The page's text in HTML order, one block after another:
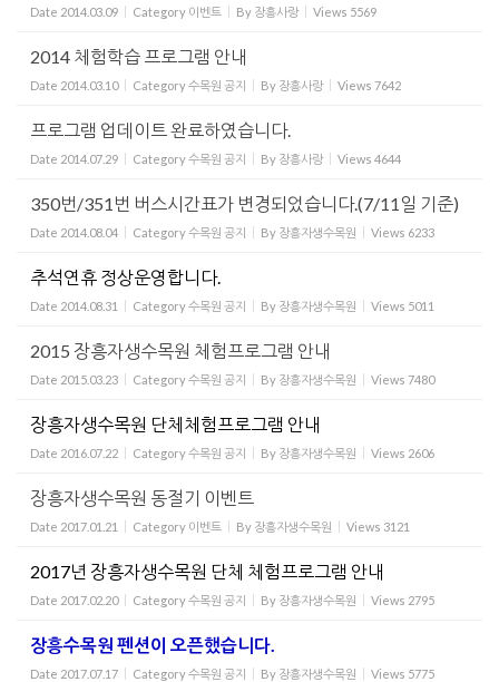
Date 2014.03.09 Category 이벤트 By 장흥사랑 Views 5569
2014 체험학습 프로그램 안내
Date 2014.03.10 Category수목원 공지 By 장흥사랑 Views 7642
프로그램 업데이트 완료하였습니다.
Date 2014.07.29 Category수목원 공지 By 장흥사랑 Views 4644
350번/351번 버스시간표가 변경되었습니다.(7/11일 기준)
Date 2014.08.04 Category수목원 공지 By 장흥자생수목원 Views 6233
추석연휴 정상운영합니다.
Date 2014.08.31 Category수목원 공지 By 장흥자생수목원 Views 5011
2015 장흥자생수목원 체험프로그램 안내
Date 2015.03.23 Category수목원 공지 By 장흥자생수목원 Views 7480
장흥자생수목원 단체체험프로그램 안내
Date 2016.07.22 Category수목원 공지 By 장흥자생수목원 Views 2606
장흥자생수목원 동절기 이벤트
Date 2017.01.21 Category 이벤트 By 장흥자생수목원 Views 3121
2017년 장흥자생수목원 단체 체험프로그램 안내
Date 2017.02.20 Category수목원 공지 By 장흥자생수목원 Views 2795
장흥수목원 펜션이 오픈했습니다.
Date 2017.07.17 Category수목원 공지 By 장흥자생수목원 Views 5775